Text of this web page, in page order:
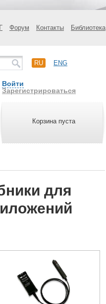
Форум Контакты Библиотека
RU ENG
Войти
Зарегистрироваться
Корзина пуста
для